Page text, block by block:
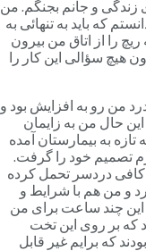
زندگی و جانم بجنگم. من
که باید به تنهائی به
را از اتاق من بیرون
هیچ سؤالی این کار را
من رو به افزایش بود و
حال من به زایمان
به بیمارستان آمده
تصمیم خود را گرفت.
کافی دردسر تحمل کرده
و من هم با شرایط و
چند ساعت برای من
که بر روی این تخت
که برایم غیر قابل